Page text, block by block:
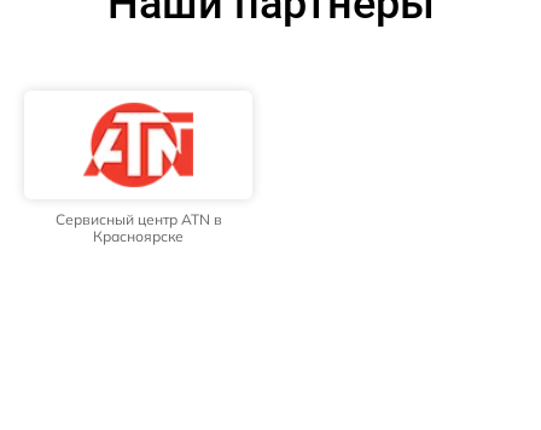
Сервисный центр ATN в
Красноярске